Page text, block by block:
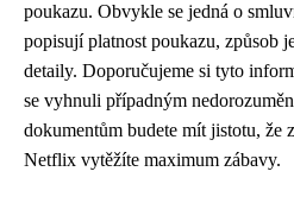
poukazu. Obvykle se jedná o
popisují platnost poukazu, způsob
detaily. Doporučujeme si tyto
se vyhnuli případným
dokumentům budete mít jistotu, že
Netflix vytěžíte maximum zábavy.